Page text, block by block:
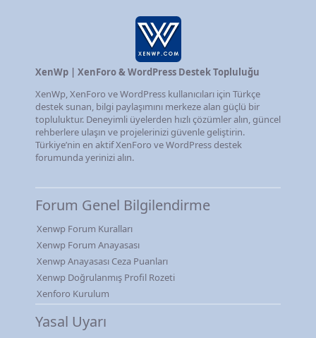
XenWp | XenForo & WordPress Destek Topluluğu
XenWp, XenForo ve WordPress kullanıcıları için Türkçe
destek sunan, bilgi paylaşımını merkeze alan güçlü bir
topluluktur. Deneyimli üyelerden hızlı çözümler alın, güncel
rehberlere ulaşın ve projelerinizi güvenle geliştirin.
Türkiye’nin en aktif XenForo ve WordPress destek
forumunda yerinizi alın.
Forum Genel Bilgilendirme
Xenwp Forum Kuralları
Xenwp Forum Anayasası
Xenwp Anayasası Ceza Puanları
Xenwp Doğrulanmış Profil Rozeti
Xenforo Kurulum
Yasal Uyarı